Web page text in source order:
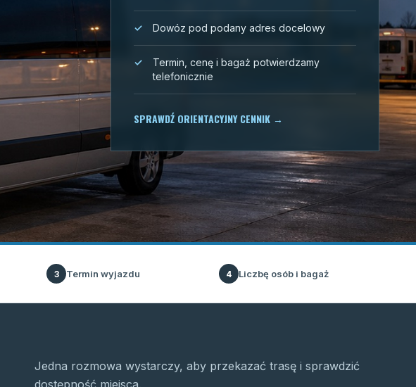
Dowóz pod podany adres docelowy
Termin, cenę i bagaż potwierdzamy
telefonicznie
SPRAWDŹ ORIENTACYJNY CENNIK →
3 Termin wyjazdu 4 Liczbę osób i bagaż
Jedna rozmowa wystarczy, aby przekazać trasę i sprawdzić
dostępność miejsca.